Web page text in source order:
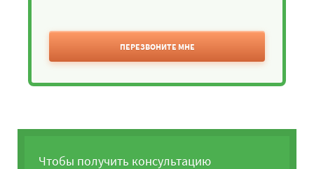
ПЕРЕЗВОНИТЕ МНЕ
Чтобы получить консультацию